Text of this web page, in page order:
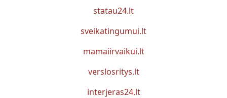
statau24.lt
sveikatingumui.lt
mamaiirvaikui.lt
verslosritys.lt
interjeras24.lt